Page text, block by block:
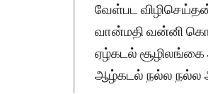
வேள்பட
வான்மதி வன்னி
ஏழ்கடல்
ஆழ்கடல் நல்ல நல்ல